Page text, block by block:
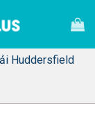
Huddersfield